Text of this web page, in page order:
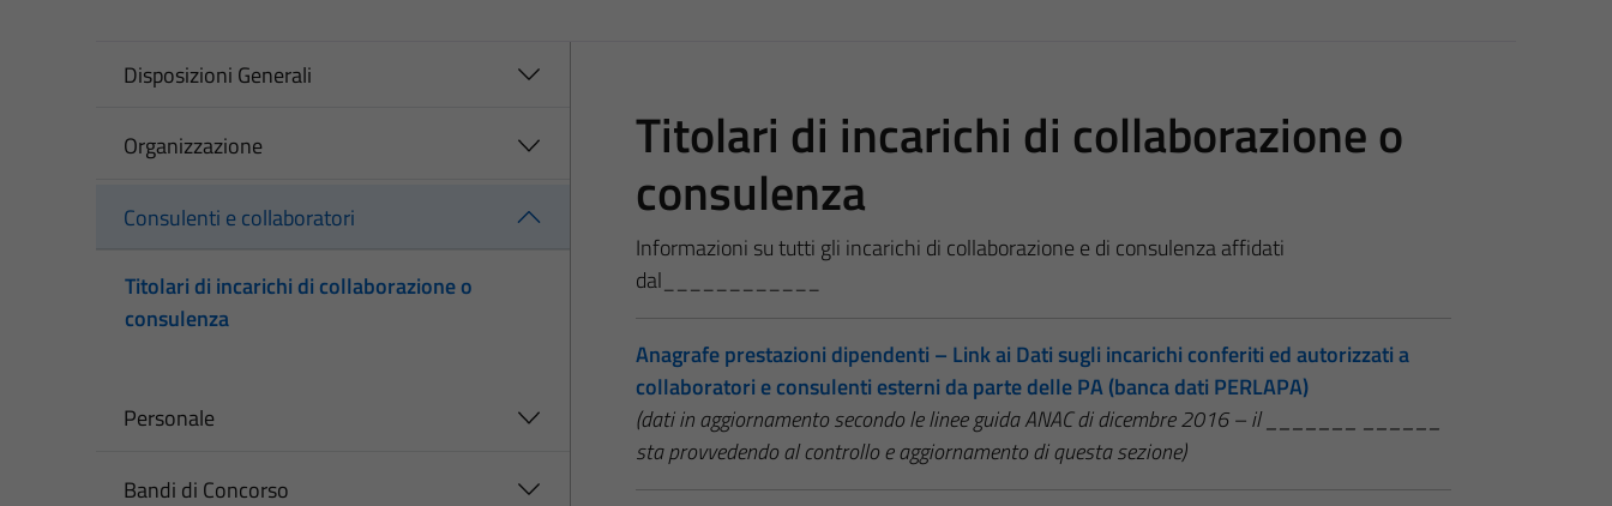
Disposizioni Generali
Organizzazione
Consulenti e collaboratori
Titolari di incarichi di collaborazione o
consulenza
Personale
Bandi di Concorso
Titolari di incarichi di collaborazione o
consulenza
Informazioni su tutti gli incarichi di collaborazione e di consulenza affidati
dal____________
Anagrafe prestazioni dipendenti – Link ai Dati sugli incarichi conferiti ed autorizzati a
collaboratori e consulenti esterni da parte delle PA (banca dati PERLAPA)
(dati in aggiornamento secondo le linee guida ANAC di dicembre 2016 – il _______ ______
sta provvedendo al controllo e aggiornamento di questa sezione)